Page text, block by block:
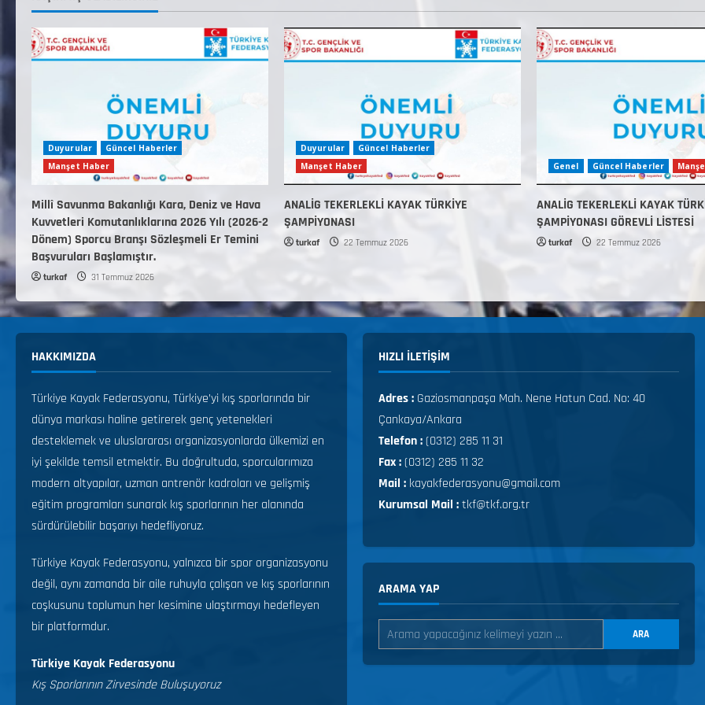
Duyurular
Güncel Haberler
Manşet Haber
Millî Savunma Bakanlığı Kara, Deniz ve Hava
Kuvvetleri Komutanlıklarına 2026 Yılı (2026-2
Dönem) Sporcu Branşı Sözleşmeli Er Temini
Başvuruları Başlamıştır.
turkaf 31 Temmuz 2026
Duyurular
Güncel Haberler
Manşet Haber
ANALİG TEKERLEKLİ KAYAK TÜRKİYE
ŞAMPİYONASI
turkaf 22 Temmuz 2026
Genel Güncel Haberler
ANALİG TEKERLEKLİ KAYAK
ŞAMPİYONASI GÖREVLİ LİSTESİ
turkaf 22 Temmuz 2026
HAKKIMIZDA
Türkiye Kayak Federasyonu, Türkiye’yi kış sporlarında bir
dünya markası haline getirerek genç yetenekleri
desteklemek ve uluslararası organizasyonlarda ülkemizi en
iyi şekilde temsil etmektir. Bu doğrultuda, sporcularımıza
modern altyapılar, uzman antrenör kadroları ve gelişmiş
eğitim programları sunarak kış sporlarının her alanında
sürdürülebilir başarıyı hedefliyoruz.
Türkiye Kayak Federasyonu, yalnızca bir spor organizasyonu
değil, aynı zamanda bir aile ruhuyla çalışan ve kış sporlarının
coşkusunu toplumun her kesimine ulaştırmayı hedefleyen
bir platformdur.
Türkiye Kayak Federasyonu
Kış Sporlarının Zirvesinde Buluşuyoruz
HIZLI ILETIŞIM
Adres : Gaziosmanpaşa Mah. Nene Hatun Cad. No: 40
Çankaya/Ankara
Telefon :(0312) 285 11 31
Fax :(0312) 285 11 32
Mail : kayakfederasyonu@gmail.com
Kurumsal Mail :tkf@tkf.org.tr
ARAMA YAP
ARA